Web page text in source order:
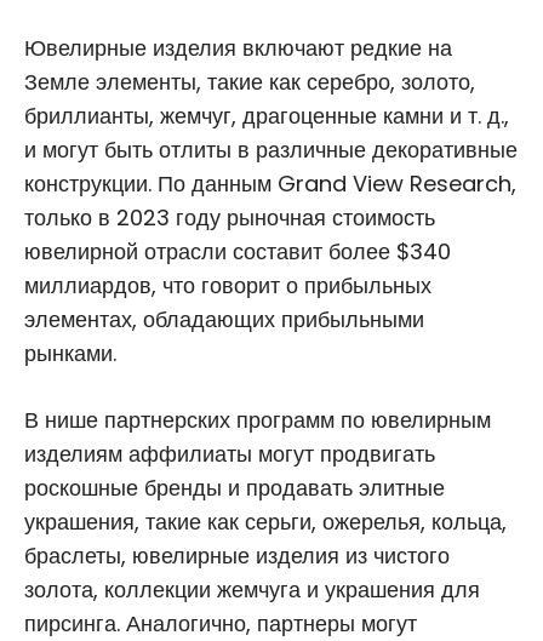
Ювелирные изделия включают редкие на
Земле элементы, такие как серебро, золото,
бриллианты, жемчуг, драгоценные камни и т. д.,
и могут быть отлиты в различные декоративные
конструкции. По данным Grand View Research,
только в 2023 году рыночная стоимость
ювелирной отрасли составит более $340
миллиардов, что говорит о прибыльных
элементах, обладающих прибыльными
рынками.
В нише партнерских программ по ювелирным
изделиям аффилиаты могут продвигать
роскошные бренды и продавать элитные
украшения, такие как серьги, ожерелья, кольца,
браслеты, ювелирные изделия из чистого
золота, коллекции жемчуга и украшения для
пирсинга. Аналогично, партнеры могут